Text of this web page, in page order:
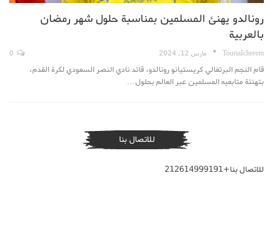
رونالدو يهنئ المسلمين بمناسبة حلول شهر رمضان
بالعربية
TouriaIcherem مارس 12, 2024
قام النجم البرتغالي كريستيانو رونالدو، قائد نادي النصر السعودي لكرة القدم،
بتهنئة متابعيه المسلمين عبر العالم بحلول…
للاتصال بنا
للاتصال بنا+212614999191